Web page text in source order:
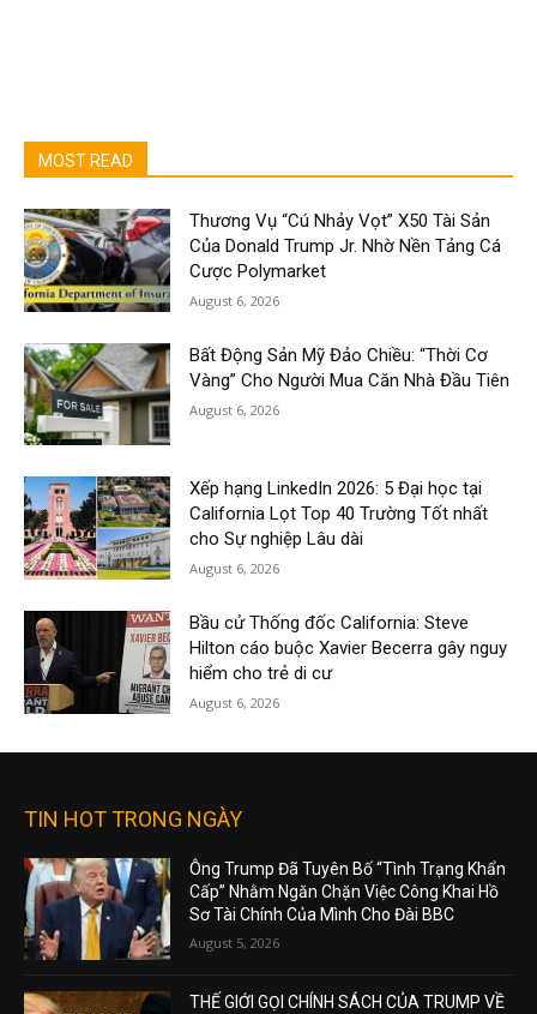
MOST READ
Thương Vụ “Cú Nhảy Vọt” X50 Tài Sản
Của Donald Trump Jr. Nhờ Nền Tảng Cá
Cược Polymarket
August 6, 2026
Bất Động Sản Mỹ Đảo Chiều: “Thời Cơ
Vàng” Cho Người Mua Căn Nhà Đầu Tiên
August 6, 2026
Xếp hạng LinkedIn 2026: 5 Đại học tại
California Lọt Top 40 Trường Tốt nhất
cho Sự nghiệp Lâu dài
August 6, 2026
Bầu cử Thống đốc California: Steve
Hilton cáo buộc Xavier Becerra gây nguy
hiểm cho trẻ di cư
August 6, 2026
TIN HOT TRONG NGÀY
Ông Trump Đã Tuyên Bố “Tình Trạng Khẩn
Cấp” Nhằm Ngăn Chặn Việc Công Khai Hồ
Sơ Tài Chính Của Mình Cho Đài BBC
August 5, 2026
THẾ GIỚI GỌI CHÍNH SÁCH CỦA TRUMP VỀ